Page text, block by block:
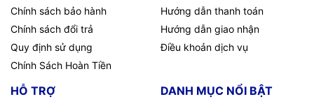
Chính sách bảo hành
Chính sách đổi trả
Quy định sử dụng
Chính Sách Hoàn Tiền
Hướng dẫn thanh toán
Hướng dẫn giao nhận
Điều khoản dịch vụ
HỖ TRỢ DANH MỤC NỔI BẬT